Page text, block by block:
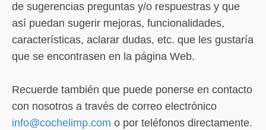
de sugerencias preguntas y/o respuestras y que
así puedan sugerir mejoras, funcionalidades,
características, aclarar dudas, etc. que les gustaría
que se encontrasen en la página Web.
Recuerde también que puede ponerse en contacto
con nosotros a través de correo electrónico
info@cochelimp.com o por teléfonos directamente.